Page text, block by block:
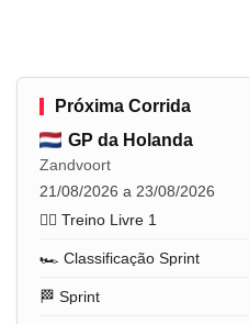
Próxima Corrida
GP da Holanda
Zandvoort
21/08/2026 a 23/08/2026
🏋️‍♂️ Treino Livre 1
🏎️ Classificação Sprint
🏁 Sprint